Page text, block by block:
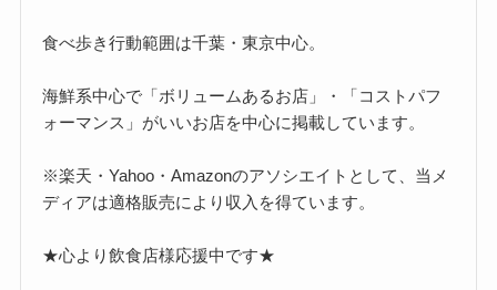
食べ歩き行動範囲は千葉・東京中心。
海鮮系中心で「ボリュームあるお店」・「コストパフ
ォーマンス」がいいお店を中心に掲載しています。
※楽天・Yahoo・Amazonのアソシエイトとして、当メ
ディアは適格販売により収入を得ています。
★心より飲食店様応援中です★